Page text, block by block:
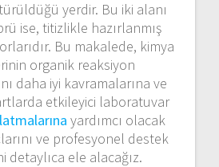
yerdir. Bu iki alanı
ise, titizlikle hazırlanmış
Bu makalede, kimya
organik reaksiyon
daha iyi kavramalarına ve
etkileyici laboratuvar
yardımcı olacak
ve profesyonel destek
detaylıca ele alacağız.